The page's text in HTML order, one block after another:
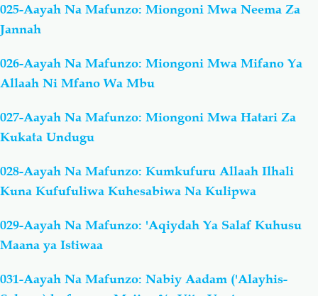
025-Aayah Na Mafunzo: Miongoni Mwa Neema Za
Jannah
026-Aayah Na Mafunzo: Miongoni Mwa Mifano Ya
Allaah Ni Mfano Wa Mbu
027-Aayah Na Mafunzo: Miongoni Mwa Hatari Za
Kukata Undugu
028-Aayah Na Mafunzo: Kumkufuru Allaah Ilhali
Kuna Kufufuliwa Kuhesabiwa Na Kulipwa
029-Aayah Na Mafunzo: 'Aqiydah Ya Salaf Kuhusu
Maana ya Istiwaa
031-Aayah Na Mafunzo: Nabiy Aadam ('Alayhis-